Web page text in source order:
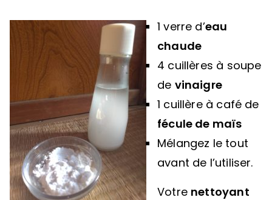
1 verre d’eau
chaude
4 cuillères à soupe
de vinaigre
1 cuillère à café de
fécule de maïs
Mélangez le tout
avant de l’utiliser.
Votre nettoyant